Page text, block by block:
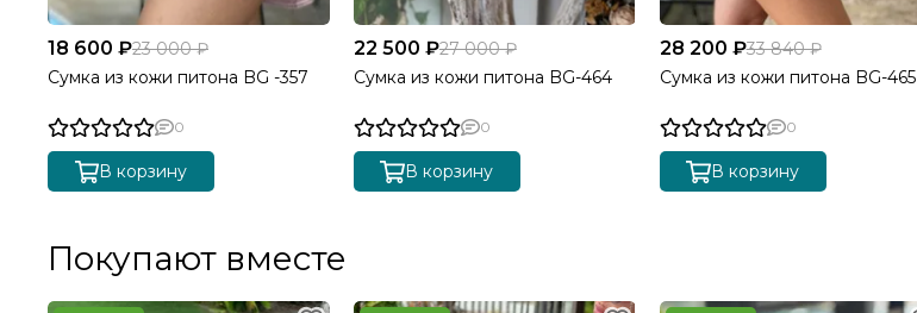
18 600 ₽23 000 ₽
Сумка из кожи питона BG -357
0
В корзину
22 500 ₽27 000 ₽
Сумка из кожи питона BG-464
0
В корзину
28 200 ₽33 840 ₽
Сумка из кожи питона BG-465
0
В корзину
Покупают вместе